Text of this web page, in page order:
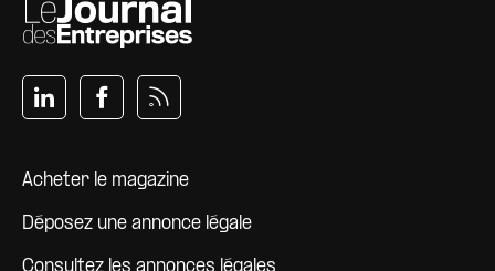
Pied de page
Acheter le magazine
Déposez une annonce légale
Consultez les annonces légales